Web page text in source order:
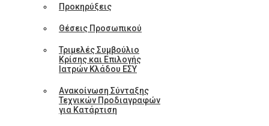
Προκηρύξεις
Θέσεις Προσωπικού
Τριμελές Συμβούλιο
Κρίσης και Επιλογής
Ιατρών Κλάδου ΕΣΥ
Ανακοίνωση Σύνταξης
Τεχνικών Προδιαγραφών
για Κατάρτιση